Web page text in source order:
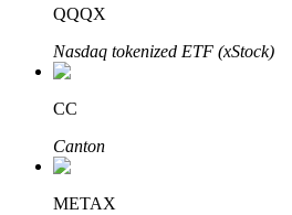
Bitrue
Partenaires Bitrue
QQQX
Nasdaq tokenized ETF (xStock)
CC
Canton
METAX